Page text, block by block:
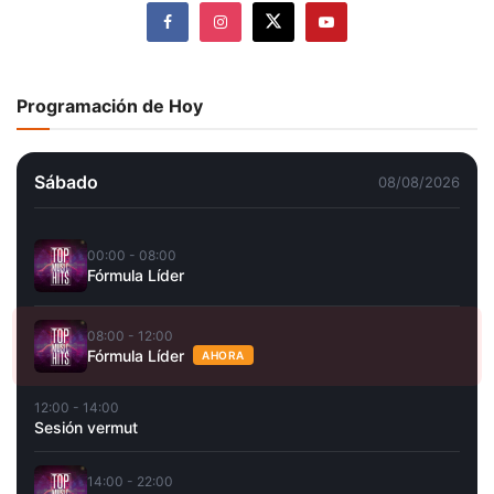
Programación de Hoy
Sábado 08/08/2026
00:00 - 08:00
Fórmula Líder
08:00 - 12:00
Fórmula Líder AHORA
12:00 - 14:00
Sesión vermut
14:00 - 22:00